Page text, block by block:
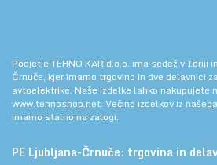
Podjetje TEHNO KAR d.o.o. ima sedež v Idriji
Črnuče, kjer imamo trgovino in dve delavnici
avtoelektrike. Naše izdelke lahko nakupujete
www.tehnoshop.net. Večino izdelkov iz
imamo stalno na zalogi.
PE Ljubljana-Črnuče: trgovina in